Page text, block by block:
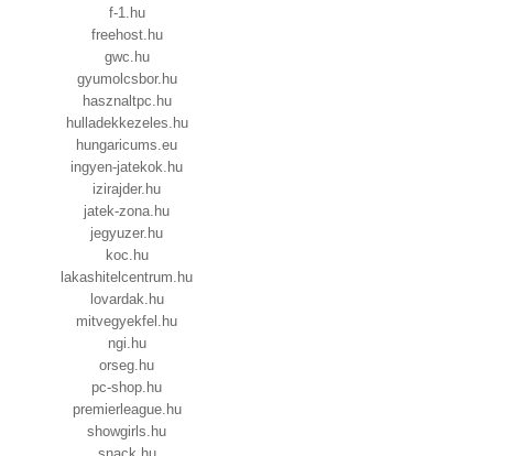
f-1.hu
freehost.hu
gwc.hu
gyumolcsbor.hu
hasznaltpc.hu
hulladekkezeles.hu
hungaricums.eu
ingyen-jatekok.hu
izirajder.hu
jatek-zona.hu
jegyuzer.hu
koc.hu
lakashitelcentrum.hu
lovardak.hu
mitvegyekfel.hu
ngi.hu
orseg.hu
pc-shop.hu
premierleague.hu
showgirls.hu